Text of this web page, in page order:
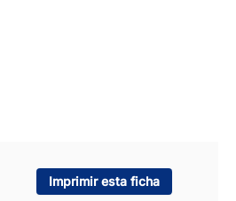
Imprimir esta ficha